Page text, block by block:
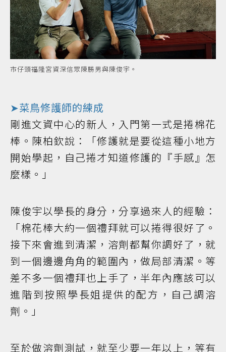
市仔頭福隆宮資深信眾陳勝男與陳俊宇。
➤菜鳥修護師的練成
剛進文資中心的新人，入門第一式是捲棉花
棒。陳柏欽說：「修護就是要從這種小地方
開始學起，自己捲才知道修護的『手感』怎
麼樣。」
陳俊宇以學長的身分，分享過來人的經驗：
「棉花棒大約一個禮拜就可以捲得很好了。
接下來會進到清潔，溶劑都幫你調好了，就
到一個邊邊角角的範圍內，做局部清潔。等
差不多一個禮拜也上手了，半年內應該可以
進階到按照學長姐提供的配方，自己調溶
劑。」
至於做溶劑測試，就至少要一年以上，等有